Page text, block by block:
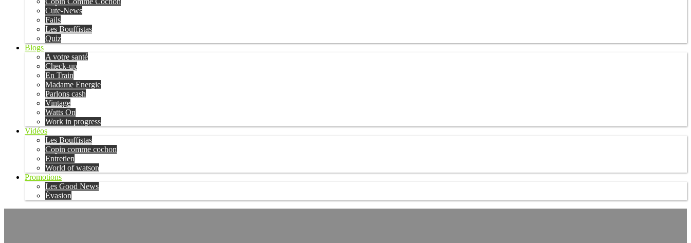
Cute-News
Fails
Les Bouffistas
Quiz
Blogs
A votre santé
Check-up
En Train
Madame Energie
Parlons cash
Vintage
Watts On
Work in progress
Vidéos
Les Bouffistas
Copin comme cochon
Entretien
World of watson
Promotions
Les Good News
Évasion